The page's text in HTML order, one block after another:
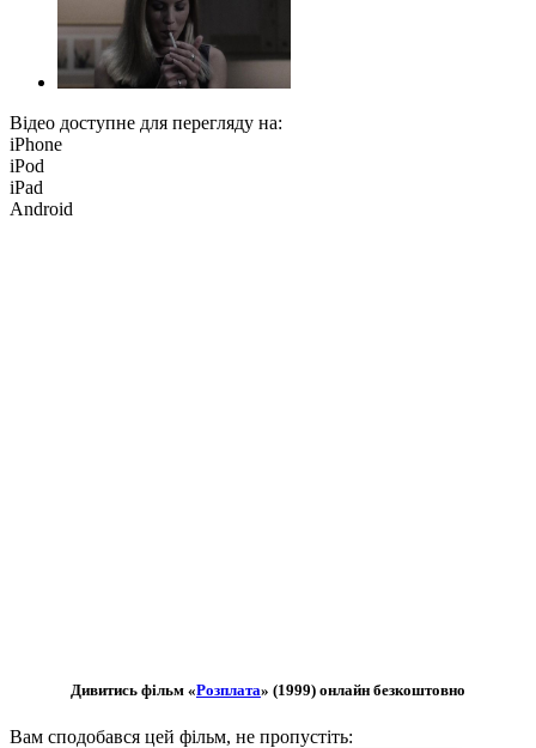
Відео доступне для перегляду на:
iPhone
iPod
iPad
Android
Дивитись фільм «Розплата» (1999) онлайн безкоштовно
Вам сподобався цей фільм, не пропустіть: